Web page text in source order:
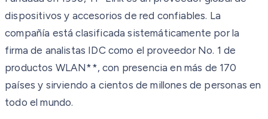
dispositivos y accesorios de red confiables. La
compañía está clasificada sistemáticamente por la
firma de analistas IDC como el proveedor No. 1 de
productos WLAN**, con presencia en más de 170
países y sirviendo a cientos de millones de personas en
todo el mundo.